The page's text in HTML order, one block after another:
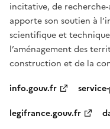
incitative, de
apporte son soutien à
scientifique et
l’aménagement des
construction et de la
info.gouv.fr
legifrance.gouv.fr